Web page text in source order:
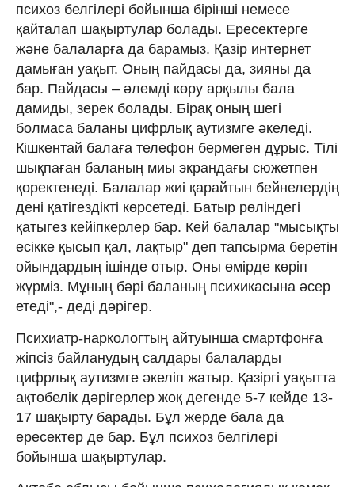
психоз белгілері бойынша бірінші немесе
қайталап шақыртулар болады. Ересектерге
және балаларға да барамыз. Қазір интернет
дамыған уақыт. Оның пайдасы да, зияны да
бар. Пайдасы – әлемді көру арқылы бала
дамиды, зерек болады. Бірақ оның шегі
болмаса баланы цифрлық аутизмге әкеледі.
Кішкентай балаға телефон бермеген дұрыс. Тілі
шықпаған баланың миы экрандағы сюжетпен
қоректенеді. Балалар жиі қарайтын бейнелердің
дені қатігездікті көрсетеді. Батыр рөліндегі
қатыгез кейіпкерлер бар. Кей балалар "мысықты
есікке қысып қал, лақтыр" деп тапсырма беретін
ойындардың ішінде отыр. Оны өмірде көріп
жүрміз. Мұның бәрі баланың психикасына әсер
етеді",- деді дәрігер.
Психиатр-наркологтың айтуынша смартфонға
жіпсіз байланудың салдары балаларды
цифрлық аутизмге әкеліп жатыр. Қазіргі уақытта
ақтөбелік дәрігерлер жоқ дегенде 5-7 кейде 13-
17 шақырту барады. Бұл жерде бала да
ересектер де бар. Бұл психоз белгілері
бойынша шақыртулар.